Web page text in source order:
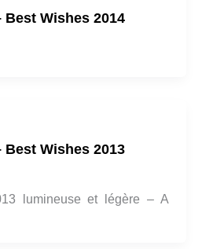
Best Wishes 2014
Best Wishes 2013
lumineuse et légère – A